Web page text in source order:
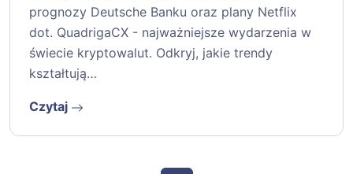
prognozy Deutsche Banku oraz plany Netflix
dot. QuadrigaCX - najważniejsze wydarzenia w
świecie kryptowalut. Odkryj, jakie trendy
kształtują…
Czytaj